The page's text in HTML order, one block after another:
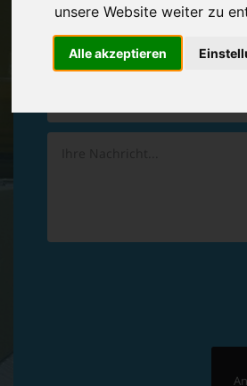
unsere Website weiter zu
Alle akzeptieren
Hinterlassen Sie uns gern eine